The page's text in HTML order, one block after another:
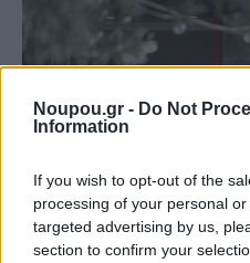
Noupou.gr - Do Not
Information
If you wish to opt-out of the
processing of your personal
targeted advertising by us,
section to confirm your